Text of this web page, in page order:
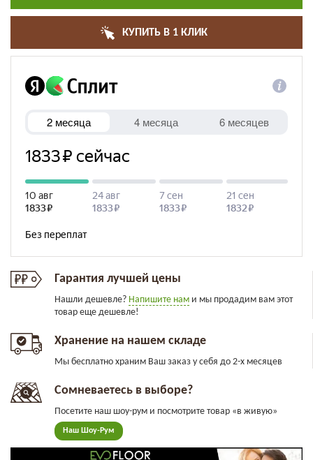
КУПИТЬ В 1 КЛИК
Гарантия лучшей цены
Нашли дешевле? Напишите нам и мы продадим вам этот
товар еще дешевле!
Хранение на нашем складе
Мы бесплатно храним Ваш заказ у себя до 2-х месяцев
Сомневаетесь в выборе?
Посетите наш шоу-рум и посмотрите товар «в живую»
Наш Шоу-Рум